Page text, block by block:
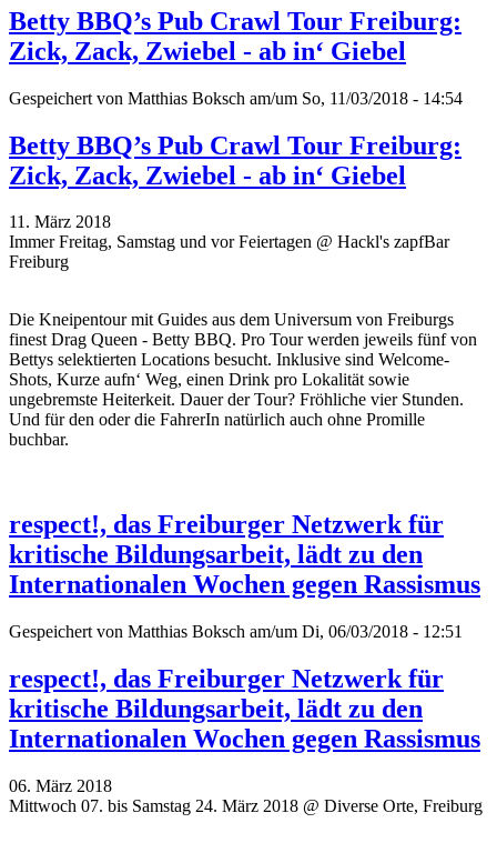
Betty BBQ’s Pub Crawl Tour Freiburg:
Zick, Zack, Zwiebel - ab in‘ Giebel
Gespeichert von Matthias Boksch am/um So, 11/03/2018 - 14:54
Betty BBQ’s Pub Crawl Tour Freiburg:
Zick, Zack, Zwiebel - ab in‘ Giebel
11. März 2018
Immer Freitag, Samstag und vor Feiertagen @ Hackl's zapfBar
Freiburg
Die Kneipentour mit Guides aus dem Universum von Freiburgs
finest Drag Queen - Betty BBQ. Pro Tour werden jeweils fünf von
Bettys selektierten Locations besucht. Inklusive sind Welcome-
Shots, Kurze aufn‘ Weg, einen Drink pro Lokalität sowie
ungebremste Heiterkeit. Dauer der Tour? Fröhliche vier Stunden.
Und für den oder die FahrerIn natürlich auch ohne Promille
buchbar.
respect!, das Freiburger Netzwerk für
kritische Bildungsarbeit, lädt zu den
Internationalen Wochen gegen Rassismus
Gespeichert von Matthias Boksch am/um Di, 06/03/2018 - 12:51
respect!, das Freiburger Netzwerk für
kritische Bildungsarbeit, lädt zu den
Internationalen Wochen gegen Rassismus
06. März 2018
Mittwoch 07. bis Samstag 24. März 2018 @ Diverse Orte, Freiburg